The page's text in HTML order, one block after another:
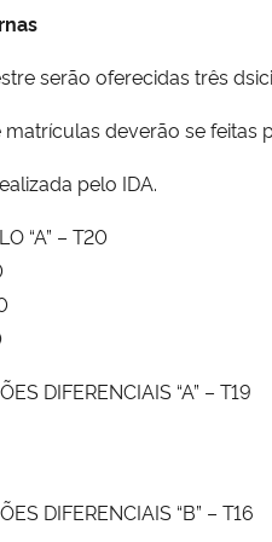
serão oferecidas três
deverão se feitas
pelo IDA.
“A” – T20
DIFERENCIAIS “A” – T19
DIFERENCIAIS “B” – T16